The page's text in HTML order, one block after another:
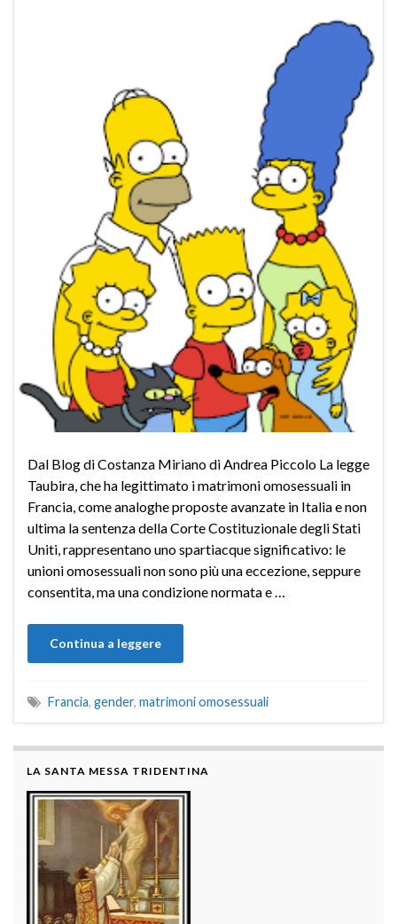
Dal Blog di Costanza Miriano di Andrea Piccolo La legge
Taubira, che ha legittimato i matrimoni omosessuali in
Francia, come analoghe proposte avanzate in Italia e non
ultima la sentenza della Corte Costituzionale degli Stati
Uniti, rappresentano uno spartiacque significativo: le
unioni omosessuali non sono più una eccezione, seppure
consentita, ma una condizione normata e …
Continua a leggere
Francia, gender, matrimoni omosessuali
LA SANTA MESSA TRIDENTINA